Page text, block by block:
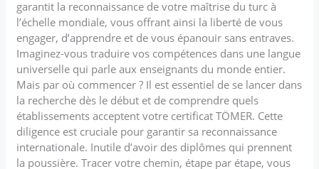
garantit la reconnaissance de votre maîtrise du turc à
l’échelle mondiale, vous offrant ainsi la liberté de vous
engager, d’apprendre et de vous épanouir sans entraves.
Imaginez-vous traduire vos compétences dans une langue
universelle qui parle aux enseignants du monde entier.
Mais par où commencer ? Il est essentiel de se lancer dans
la recherche dès le début et de comprendre quels
établissements acceptent votre certificat TÖMER. Cette
diligence est cruciale pour garantir sa reconnaissance
internationale. Inutile d’avoir des diplômes qui prennent
la poussière. Tracer votre chemin, étape par étape, vous